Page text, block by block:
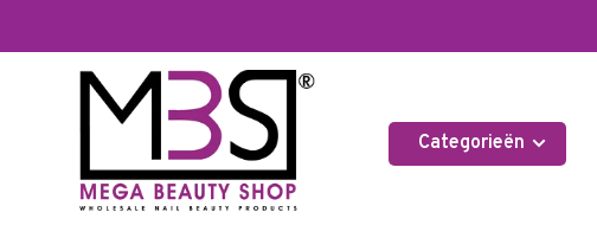
Categorieën